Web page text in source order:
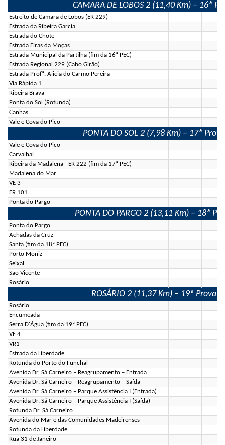
CAMARA DE LOBOS 2 (11,40 Km) – 16ª
Estreito de Camara de Lobos (ER 229)
Estrada da Ribeira Garcia
Estrada do Chote
Estrada Eiras da Moças
Estrada Municipal da Partilha (fim da 16ª PEC)
Estrada Regional 229 (Cabo Girão)
Estrada Profª. Alicia do Carmo Pereira
Via Rápida 1
Ribeira Brava
Ponta do Sol (Rotunda)
Canhas
Vale e Cova do Pico
PONTA DO SOL 2 (7,98 Km) – 17ª
Vale e Cova do Pico
Carvalhal
Ribeira da Madalena - ER 222 (fim da 17ª PEC)
Madalena do Mar
VE 3
ER 101
Ponta do Pargo
PONTA DO PARGO 2 (13,11 Km) – 18ª
Ponta do Pargo
Achadas da Cruz
Santa (fim da 18ª PEC)
Porto Moniz
Seixal
São Vicente
Rosário
ROSÁRIO 2 (11,37 Km) – 19ª Prova
Rosário
Encumeada
Serra D'Água (fim da 19ª PEC)
VE 4
VR1
Estrada da Liberdade
Rotunda do Porto do Funchal
Avenida Dr. Sá Carneiro – Reagrupamento – Entrada
Avenida Dr. Sá Carneiro – Reagrupamento – Saída
Avenida Dr. Sá Carneiro – Parque Assistência I (Entrada)
Avenida Dr. Sá Carneiro – Parque Assistência I (Saída)
Rotunda Dr. Sá Carneiro
Avenida do Mar e das Comunidades Madeirenses
Rotunda da Liberdade
Rua 31 de Janeiro